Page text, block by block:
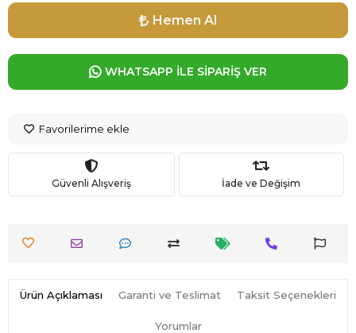
Hemen Al
WHATSAPP İLE SİPARİŞ VER
Favorilerime ekle
Güvenli Alışveriş İade ve Değişim
Ürün Açıklaması Garanti ve Teslimat Taksit Seçenekleri
Yorumlar